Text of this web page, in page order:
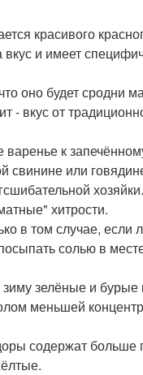
красивого
вкус и имеет
оно будет сродни
- вкус от
варенье к
свинине или
хозяйки.
хитрости.
в том случае, если
солью в
зиму зелёные и
меньшей
содержат больше